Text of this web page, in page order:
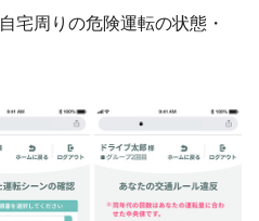
宅周りの危険運転の状態・